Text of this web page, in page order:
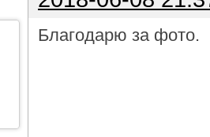
Благодарю за фото.